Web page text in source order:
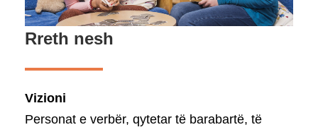
Rreth nesh
Vizioni
Personat e verbër, qytetar të barabartë, të